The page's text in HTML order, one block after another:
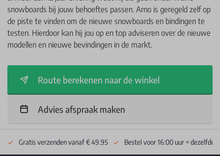
snowboards bij jouw behoeftes passen. Arno is geregeld zelf op
de piste te vinden om de nieuwe snowboards en bindingen te
testen. Hierdoor kan hij jou op en top adviseren over de nieuwe
modellen en nieuwe bevindingen in de markt.
Route berekenen naar de winkel
Advies afspraak maken
Gratis verzenden vanaf € 49.95 Bestel voor 16:00 uur = dezelfde